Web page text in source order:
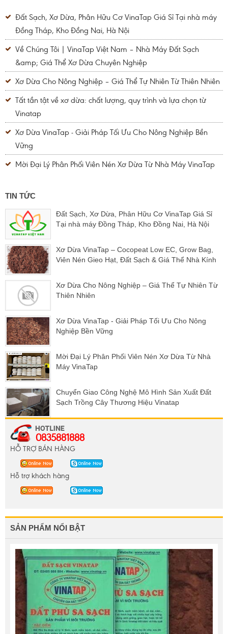
Đất Sạch, Xơ Dừa, Phân Hữu Cơ VinaTap Giá Sỉ Tại nhà máy
Đồng Tháp, Kho Đồng Nai, Hà Nội
Về Chúng Tôi | VinaTap Việt Nam – Nhà Máy Đất Sạch
&amp; Giá Thể Xơ Dừa Chuyên Nghiệp
Xơ Dừa Cho Nông Nghiệp – Giá Thể Tự Nhiên Từ Thiên Nhiên
Tất tần tật về xơ dừa: chất lượng, quy trình và lựa chọn từ
Vinatap
Xơ Dừa VinaTap - Giải Pháp Tối Ưu Cho Nông Nghiệp Bền
Vững
Mời Đại Lý Phân Phối Viên Nén Xơ Dừa Từ Nhà Máy VinaTap
TIN TỨC
Đất Sạch, Xơ Dừa, Phân Hữu Cơ VinaTap Giá Sỉ
Tại nhà máy Đồng Tháp, Kho Đồng Nai, Hà Nội
Xơ Dừa VinaTap – Cocopeat Low EC, Grow Bag,
Viên Nén Gieo Hạt, Đất Sạch & Giá Thể Nhà Kính
Xơ Dừa Cho Nông Nghiệp – Giá Thể Tự Nhiên Từ
Thiên Nhiên
Xơ Dừa VinaTap - Giải Pháp Tối Ưu Cho Nông
Nghiệp Bền Vững
Mời Đại Lý Phân Phối Viên Nén Xơ Dừa Từ Nhà
Máy VinaTap
Chuyển Giao Công Nghệ Mô Hình Sản Xuất Đất
Sạch Trồng Cây Thương Hiệu Vinatap
0835881888
HỖ TRỢ BÁN HÀNG
Hỗ trợ khách hàng
SẢN PHẨM NỔI BẬT